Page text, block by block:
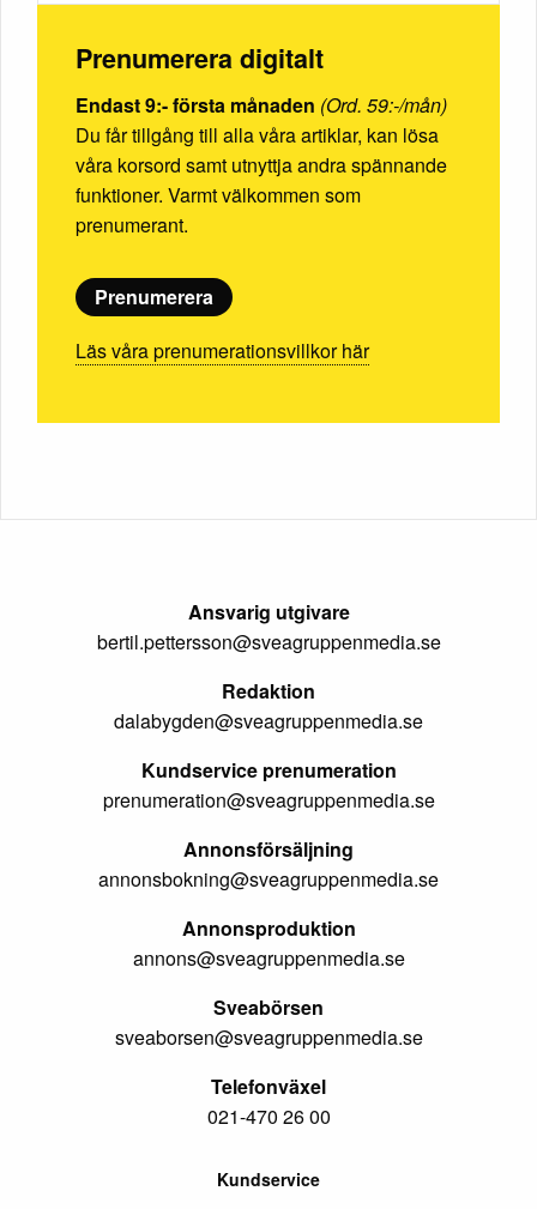
Prenumerera digitalt
Endast 9:- första månaden (Ord. 59:-/mån)
Du får tillgång till alla våra artiklar, kan lösa
våra korsord samt utnyttja andra spännande
funktioner. Varmt välkommen som
prenumerant.
Prenumerera
Läs våra prenumerationsvillkor här
Ansvarig utgivare
bertil.pettersson@sveagruppenmedia.se
Redaktion
dalabygden@sveagruppenmedia.se
Kundservice prenumeration
prenumeration@sveagruppenmedia.se
Annonsförsäljning
annonsbokning@sveagruppenmedia.se
Annonsproduktion
annons@sveagruppenmedia.se
Sveabörsen
sveaborsen@sveagruppenmedia.se
Telefonväxel
021-470 26 00
Kundservice